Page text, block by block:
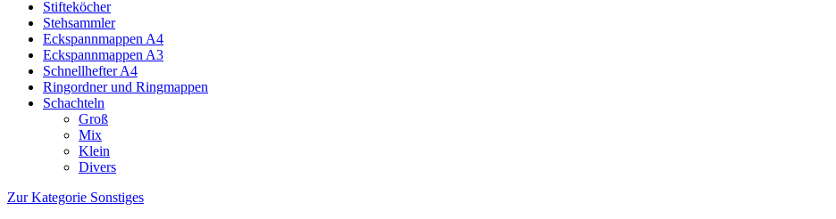
Stifteköcher
Stehsammler
Eckspannmappen A4
Eckspannmappen A3
Schnellhefter A4
Ringordner und Ringmappen
Schachteln
Groß
Mix
Klein
Divers
Zur Kategorie Sonstiges